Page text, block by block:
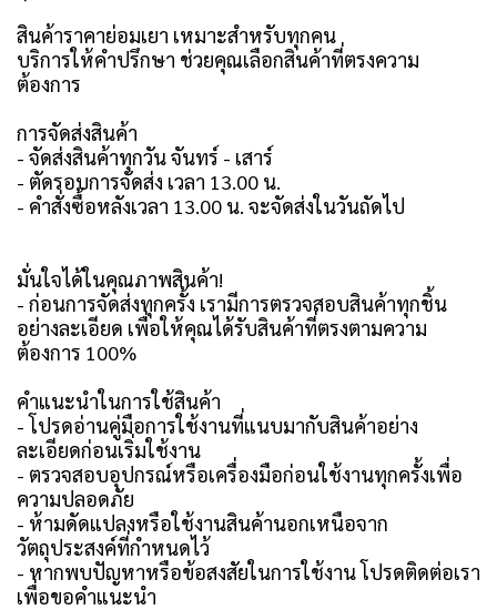
สินค้าราคาย่อมเยา เหมาะสำหรับทุกคน
บริการให้คำปรึกษา ช่วยคุณเลือกสินค้าที่ตรงความ
ต้องการ
การจัดส่งสินค้า
- จัดส่งสินค้าทุกวัน จันทร์ - เสาร์
- ตัดรอบการจัดส่ง เวลา 13.00 น.
- คำสั่งซื้อหลังเวลา 13.00 น. จะจัดส่งในวันถัดไป
มั่นใจได้ในคุณภาพสินค้า!
- ก่อนการจัดส่งทุกครั้ง เรามีการตรวจสอบสินค้าทุกชิ้น
อย่างละเอียด เพื่อให้คุณได้รับสินค้าที่ตรงตามความ
ต้องการ 100%
คำแนะนำในการใช้สินค้า
- โปรดอ่านคู่มือการใช้งานที่แนบมากับสินค้าอย่าง
ละเอียดก่อนเริ่มใช้งาน
- ตรวจสอบอุปกรณ์หรือเครื่องมือก่อนใช้งานทุกครั้งเพื่อ
ความปลอดภัย
- ห้ามดัดแปลงหรือใช้งานสินค้านอกเหนือจาก
วัตถุประสงค์ที่กำหนดไว้
- หากพบปัญหาหรือข้อสงสัยในการใช้งาน โปรดติดต่อเรา
เพื่อขอคำแนะนำ